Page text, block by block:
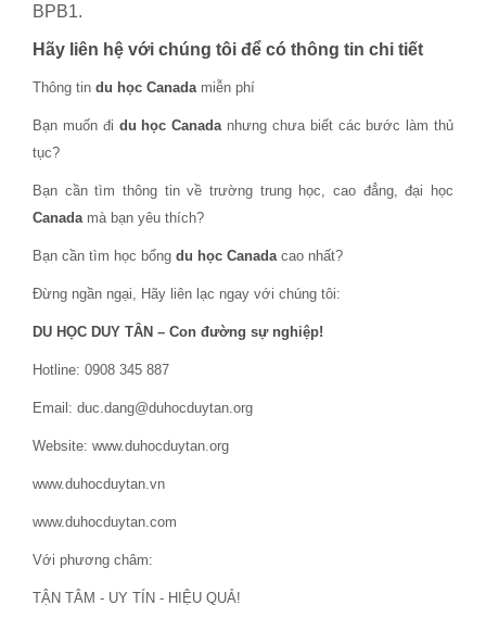
BPB1.
Hãy liên hệ với chúng tôi để có thông tin chi tiết
Thông tin du học Canada miễn phí
Bạn muốn đi du học Canada nhưng chưa biết các bước làm thủ
tục?
Bạn cần tìm thông tin về trường trung học, cao đẳng, đại học
Canada mà bạn yêu thích?
Bạn cần tìm học bổng du học Canada cao nhất?
Đừng ngần ngại, Hãy liên lạc ngay với chúng tôi:
DU HỌC DUY TÂN – Con đường sự nghiệp!
Hotline: 0908 345 887
Email: duc.dang@duhocduytan.org
Website: www.duhocduytan.org
www.duhocduytan.vn
www.duhocduytan.com
Với phương châm:
TẬN TÂM - UY TÍN - HIỆU QUẢ!